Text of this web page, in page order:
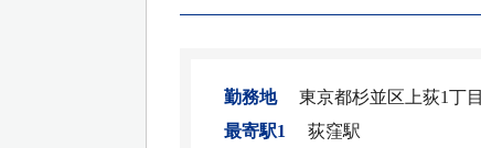
勤務地
東京都杉並区上荻1丁目
最寄駅1
荻窪駅